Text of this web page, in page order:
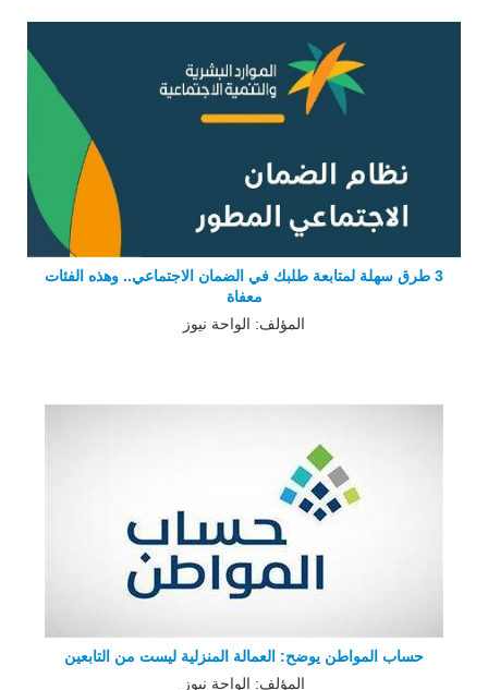
3 طرق سهلة لمتابعة طلبك في الضمان الاجتماعي.. وهذه الفئات
معفاة
المؤلف: الواحة نيوز
حساب المواطن يوضح: العمالة المنزلية ليست من التابعين
المؤلف: الواحة نيوز